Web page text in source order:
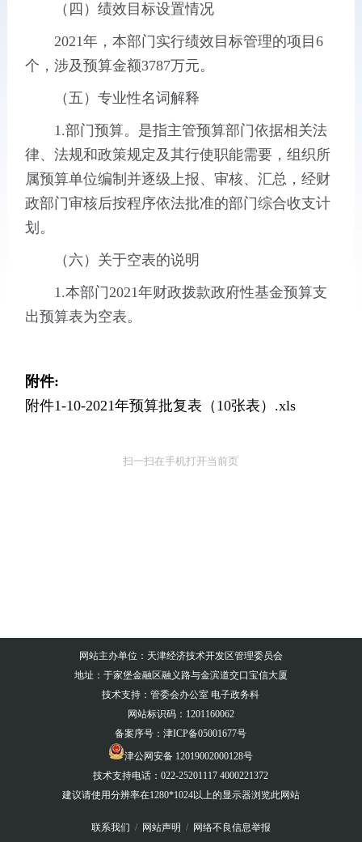
（四）绩效目标设置情况
2021年，本部门实行绩效目标管理的项目6
个，涉及预算金额3787万元。
（五）专业性名词解释
1.部门预算。是指主管预算部门依据相关法
律、法规和政策规定及其行使职能需要，组织所
属预算单位编制并逐级上报、审核、汇总，经财
政部门审核后按程序依法批准的部门综合收支计
划。
（六）关于空表的说明
1.本部门2021年财政拨款政府性基金预算支
出预算表为空表。
附件:
附件1-10-2021年预算批复表（10张表）.xls
扫一扫在手机打开当前页
网站主办单位：天津经济技术开发区管理委员会
地址：于家堡金融区融义路与金滨道交口宝信大厦
技术支持：管委会办公室 电子政务科
网站标识码：1201160062
备案序号：津ICP备05001677号
津公网安备 12019002000128号
技术支持电话：022-25201117 4000221372
建议请使用分辨率在1280*1024以上的显示器浏览此网站
联系我们 / 网站声明 / 网络不良信息举报